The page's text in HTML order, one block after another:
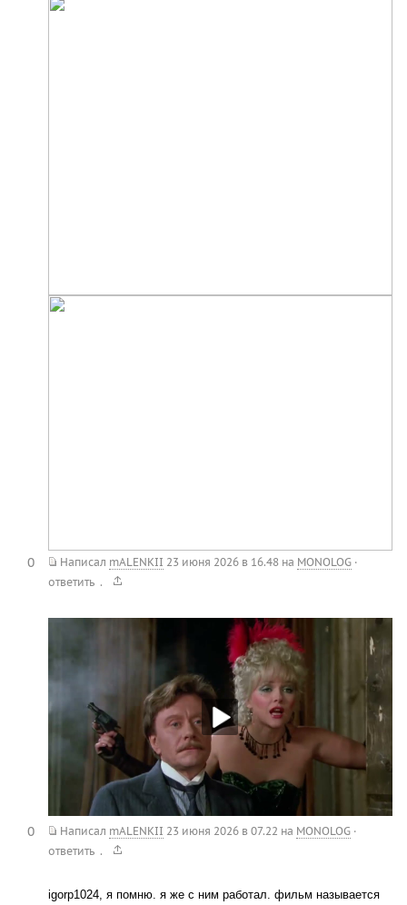
Написал mALENKII 23 июня 2026 в 16.48на MONOLOG ·
ответить .
0
Написал mALENKII 23 июня 2026 в 07.22 на MONOLOG ·
ответить .
0
igorp1024, я помню. я же с ним работал. фильм называется